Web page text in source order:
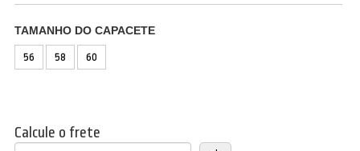
TAMANHO DO CAPACETE
56 58 60
Calcule o frete